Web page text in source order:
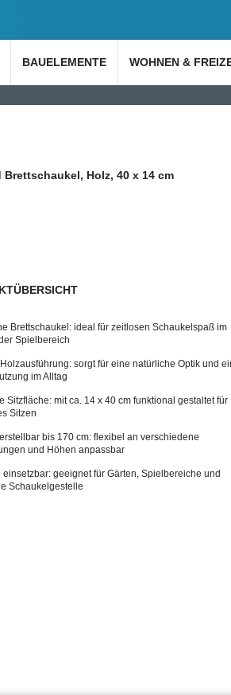
BAUELEMENTE WOHNEN &
Brettschaukel, Holz, 40 x 14 cm
Brettschaukel: ideal für zeitlosen Schaukelspaß im
Spielbereich
sorgt für eine natürliche Optik und
im Alltag
Sitzfläche: mit ca. 14 x 40 cm funktional gestaltet für
Sitzen
bis 170 cm: flexibel an verschiedene
und Höhen anpassbar
einsetzbar: geeignet für Gärten, Spielbereiche und
Schaukelgestelle